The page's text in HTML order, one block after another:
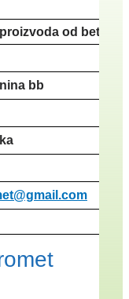
od
bb